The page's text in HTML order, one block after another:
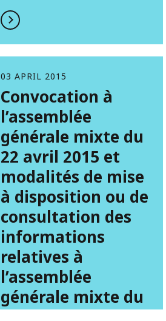
03 APRIL 2015
Convocation à
l’assemblée
générale mixte du
22 avril 2015 et
modalités de mise
à disposition ou de
consultation des
informations
relatives à
l’assemblée
générale mixte du